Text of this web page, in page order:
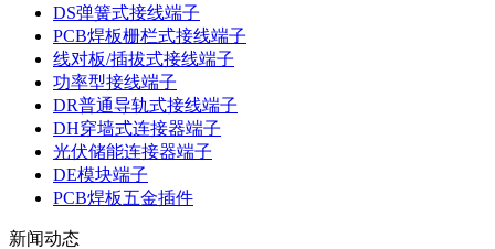
DS弹簧式接线端子
PCB焊板栅栏式接线端子
线对板/插拔式接线端子
功率型接线端子
DR普通导轨式接线端子
DH穿墙式连接器端子
光伏储能连接器端子
DE模块端子
PCB焊板五金插件
新闻动态